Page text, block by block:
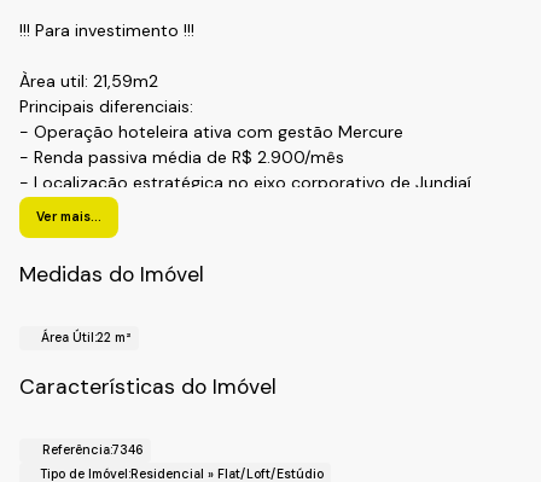
!!! Para investimento !!!
Àrea util: 21,59m2
Principais diferenciais:
- Operação hoteleira ativa com gestão Mercure
- Renda passiva média de R$ 2.900/mês
- Localização estratégica no eixo corporativo de Jundiaí
- Produto com perfil ideal para investidores
- Facilidades para fechamento
Situado na Avenida Nove de Julho, o endereço mais
A poucos metros do Jundiaí Shopping e da Rodoviária.
Bandeirantes.
Ver mais...
Medidas do Imóvel
Área Útil:22 m²
Características do Imóvel
Referência:7346
Tipo de Imóvel:Residencial » Flat/Loft/Estúdio